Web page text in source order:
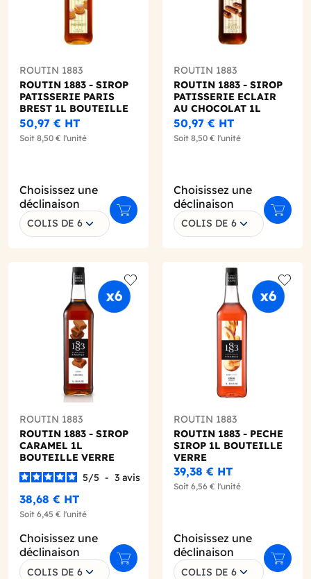
au panier
ROUTIN 1883
ROUTIN 1883 - SIROP
PATISSERIE PARIS
BREST 1L BOUTEILLE
VERRE
50,97 € HT
Soit8,50 € l'unité
Choisissez une
déclinaison
COLIS DE 6
Ajouter au panier
ROUTIN 1883
ROUTIN 1883 - SIROP
PATISSERIE ECLAIR
AU CHOCOLAT 1L
BOUTEILLE VERRE
50,97 € HT
Soit 8,50 € l'unité
Choisissez une
déclinaison
COLIS DE 6
au panier
Add to wishlist
ROUTIN 1883
ROUTIN 1883 - SIROP
CARAMEL 1L
BOUTEILLE VERRE
5/5 - 3avis
38,68 € HT
Soit6,45 € l'unité
Choisissez une
déclinaison
COLIS DE 6
Ajouter au panier
Add
ROUTIN 1883
ROUTIN 1883 - PECHE
SIROP 1L BOUTEILLE
VERRE
39,38 € HT
Soit 6,56 € l'unité
Choisissez une
déclinaison
COLIS DE 6